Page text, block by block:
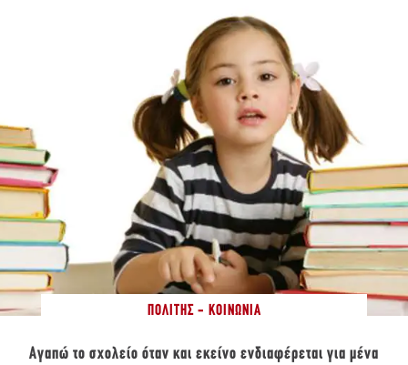
ΠΟΛΊΤΗΣ - ΚΟΙΝΩΝΊΑ
Αγαπώ το σχολείο όταν και εκείνο ενδιαφέρεται για μένα